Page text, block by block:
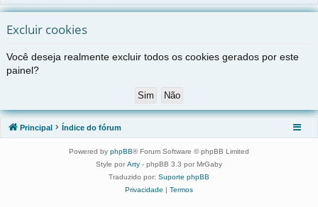
rá
pi
os
ns
r
ra
e
r
Excluir cookies
Você deseja realmente excluir todos os cookies gerados por este
painel?
Principal Índice do fórum
Powered by phpBB® Forum Software © phpBB Limited
Style por Arty - phpBB 3.3 por MrGaby
Traduzido por: Suporte phpBB
Privacidade | Termos